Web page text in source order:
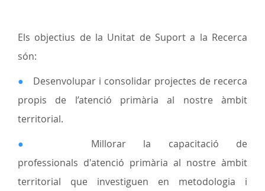
Els objectius de la Unitat de Suport a la Recerca
són:
● Desenvolupar i consolidar projectes de recerca
propis de l’atenció primària al nostre àmbit
territorial.
● Millorar la capacitació de
professionals d'atenció primària al nostre àmbit
territorial que investiguen en metodologia i